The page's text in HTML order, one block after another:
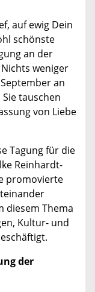
auf ewig Dein
schönste
an der
weniger
an
tauschen
von Liebe
Tagung für die
Reinhardt-
promovierte
diesem Thema
Kultur- und
der